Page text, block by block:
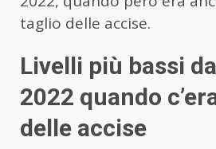
taglio delle accise.
Livelli più bassi
2022 quando
delle accise